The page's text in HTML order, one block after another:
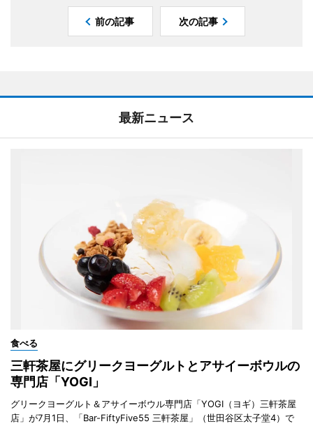
前の記事 次の記事
最新ニュース
食べる
三軒茶屋にグリークヨーグルトとアサイーボウルの
専門店「YOGI」
グリークヨーグルト＆アサイーボウル専門店「YOGI（ヨギ）三軒茶屋
店」が7月1日、「Bar-FiftyFive55 三軒茶屋」（世田谷区太子堂4）で